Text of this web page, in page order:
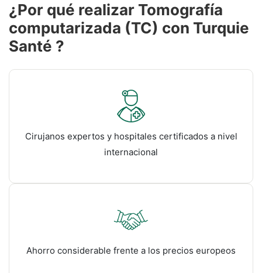
¿Por qué realizar Tomografía
computarizada (TC) con Turquie
Santé ?
Cirujanos expertos y hospitales certificados a nivel
internacional
Ahorro considerable frente a los precios europeos